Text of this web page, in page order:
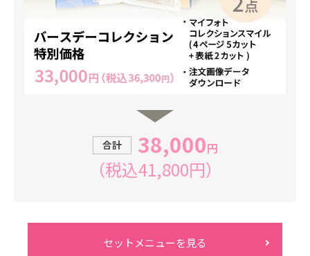
合計 38,000円
（税込41,800円）
セットメニューを見る